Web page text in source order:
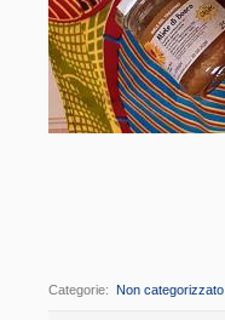
Categorie Non categorizzato